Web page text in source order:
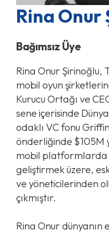
Rina Onur
Bağımsız Üye
Rina Onur Şirinoğlu,
mobil oyun
Kurucu Ortağı ve
sene içerisinde
odaklı VC fonu
önderliğinde $105M
mobil platformlarda
geliştirmek üzere,
ve yöneticilerinden
çıkmıştır.
Rina Onur dünyanın